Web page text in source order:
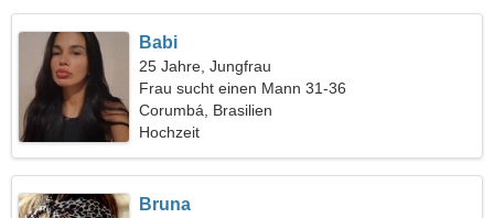
Babi
25 Jahre, Jungfrau
Frau sucht einen Mann 31-36
Corumbá, Brasilien
Hochzeit
Bruna